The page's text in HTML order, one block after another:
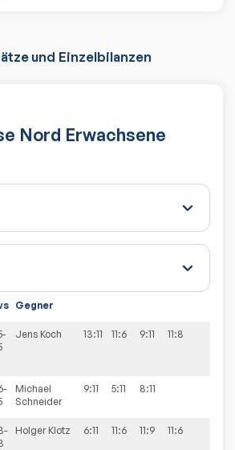
und Einzelbilanzen
Nord Erwachsene
Gegner
Jens Koch 13:11 11:6 9:11 11:8
Michael
Schneider
9:11 5:11 8:11
Holger Klotz 6:11 11:6 11:9 11:6